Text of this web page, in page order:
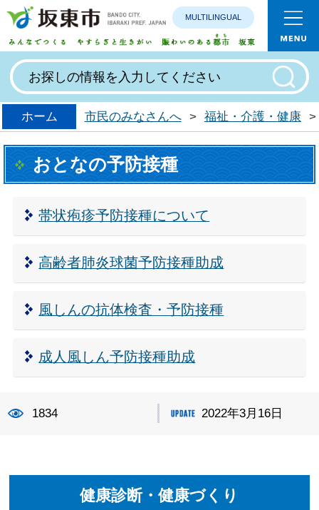
みんなで
MULTILINGUAL
ホーム 市民のみなさんへ > 福祉・介護・健康 >
おとなの予防接種
帯状疱疹予防接種について
高齢者肺炎球菌予防接種助成
風しんの抗体検査・予防接種
成人風しん予防接種助成
1834 2022年3月16日
健康診断・健康づくり